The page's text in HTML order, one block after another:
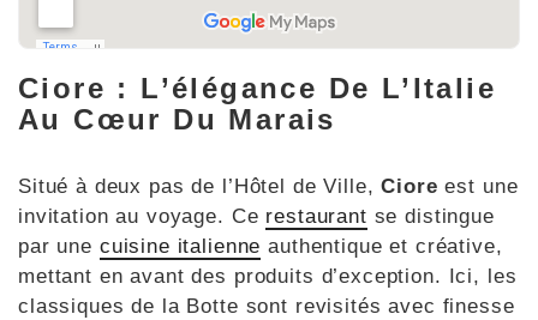
Ciore : L’élégance De L’Italie
Au Cœur Du Marais
Situé à deux pas de l’Hôtel de Ville,Ciore est une
invitation au voyage. Ce restaurant se distingue
par une cuisine italienne authentique et créative,
mettant en avant des produits d’exception. Ici, les
classiques de la Botte sont revisités avec finesse